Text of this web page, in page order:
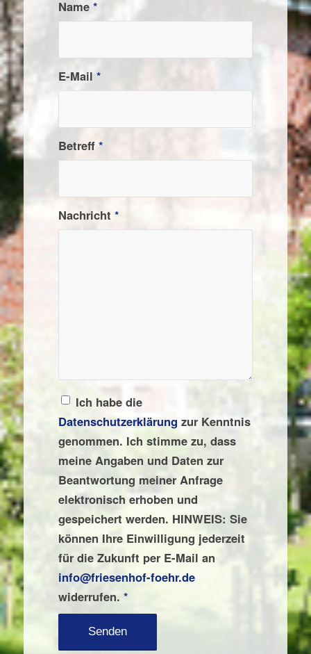
Name *
E-Mail *
Betreff *
Nachricht *
Ich habe die
Datenschutzerklärung zur Kenntnis
genommen. Ich stimme zu, dass
meine Angaben und Daten zur
Beantwortung meiner Anfrage
elektronisch erhoben und
gespeichert werden. HINWEIS: Sie
können Ihre Einwilligung jederzeit
für die Zukunft per E-Mail an
info@friesenhof-foehr.de
widerrufen. *